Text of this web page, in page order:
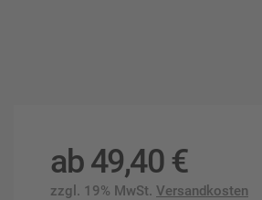
ab49,40 €
zzgl. 19% MwSt. Versandkosten